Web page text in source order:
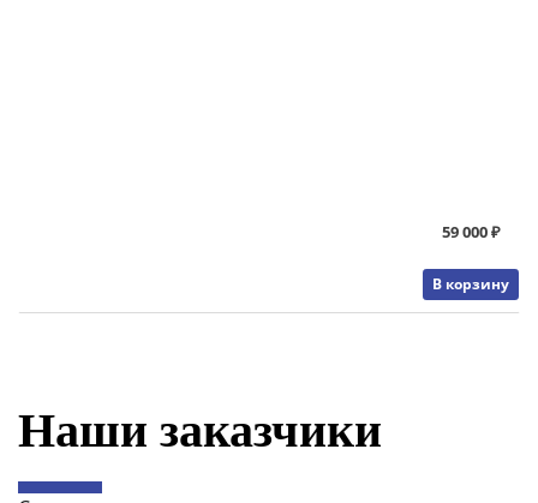
59 000 ₽
В корзину
Наши заказчики